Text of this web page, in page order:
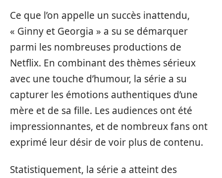
Ce que l’on appelle un succès inattendu,
« Ginny et Georgia » a su se démarquer
parmi les nombreuses productions de
Netflix. En combinant des thèmes sérieux
avec une touche d’humour, la série a su
capturer les émotions authentiques d’une
mère et de sa fille. Les audiences ont été
impressionnantes, et de nombreux fans ont
exprimé leur désir de voir plus de contenu.
Statistiquement, la série a atteint des